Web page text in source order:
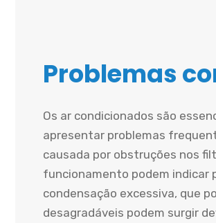
Problemas
Os ar condicionados são
apresentar problemas
causada por obstruções nos
funcionamento podem indicar
condensação excessiva, que
desagradáveis podem surgir